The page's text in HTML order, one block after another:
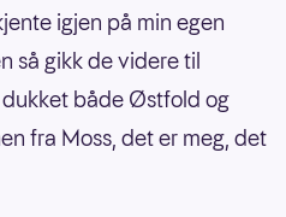
igjen på min egen
så gikk de videre til
både Østfold og
fra Moss, det er meg, det